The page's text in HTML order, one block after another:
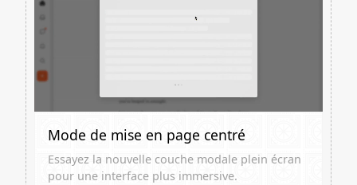
Mode de mise en page centré
Essayez la nouvelle couche modale plein écran
pour une interface plus immersive.